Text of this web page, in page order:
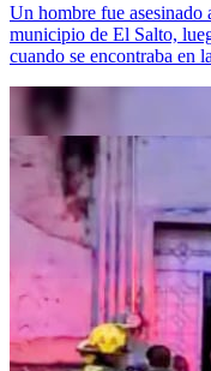
Un hombre fue asesinado
municipio de El Salto,
cuando se encontraba en